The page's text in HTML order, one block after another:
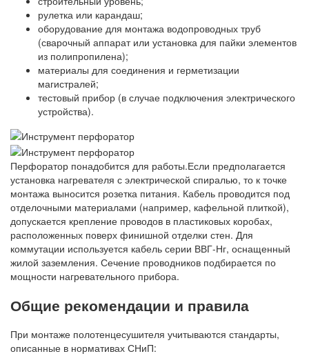
рулетка или карандаш;
оборудование для монтажа водопроводных труб
(сварочный аппарат или установка для пайки элементов
из полипропилена);
материалы для соединения и герметизации
магистралей;
тестовый прибор (в случае подключения электрического
устройства).
Перфоратор понадобится для работы.Если предполагается
установка нагревателя с электрической спиралью, то к точке
монтажа выносится розетка питания. Кабель проводится под
отделочными материалами (например, кафельной плиткой),
допускается крепление проводов в пластиковых коробах,
расположенных поверх финишной отделки стен. Для
коммутации используется кабель серии ВВГ-Нг, оснащенный
жилой заземления. Сечение проводников подбирается по
мощности нагревательного прибора.
Общие рекомендации и правила
При монтаже полотенцесушителя учитываются стандарты,
описанные в нормативах СНиП: